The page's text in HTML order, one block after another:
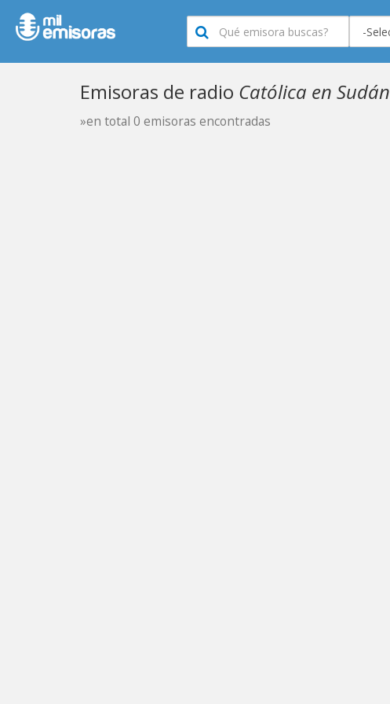
Emisoras de radio Católica en Sudán
»en total 0 emisoras encontradas